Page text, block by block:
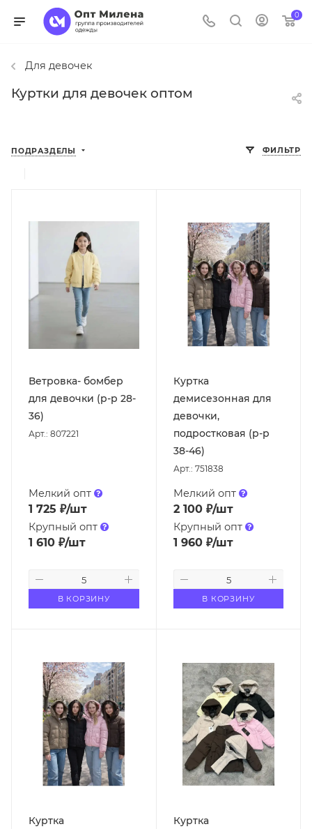
0
Для девочек
Куртки для девочек оптом
ПОДРАЗДЕЛЫ ФИЛЬТР
Ветровка- бомбер
для девочки (р-р 28-
36)
Арт.: 807221
Мелкий опт
1 725 ₽/шт
Крупный опт
1 610 ₽/шт
В КОРЗИНУ
Куртка
демисезонная для
девочки,
подростковая (р-р
38-46)
Арт.: 751838
Мелкий опт
2 100₽/шт
Крупный опт
1 960₽/шт
В КОРЗИНУ
Куртка
Куртка